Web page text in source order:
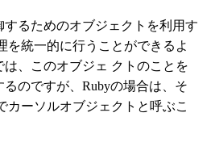
るためのオブジェクトを利用す
を統一的に行うことができるよ
は、このオブジェ クトのことを
のですが、Rubyの場合は、そ
カーソルオブジェクトと呼ぶこ